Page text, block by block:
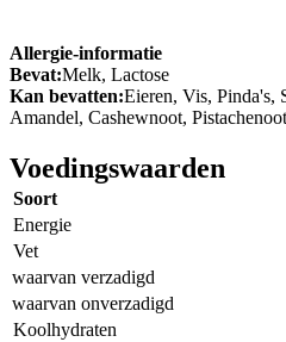
Allergie-informatie
Bevat:Melk, Lactose
Kan bevatten:Eieren, Vis, Pinda's,
Amandel, Cashewnoot,
Voedingswaarden
Soort
Energie
Vet
waarvan verzadigd
waarvan onverzadigd
Koolhydraten